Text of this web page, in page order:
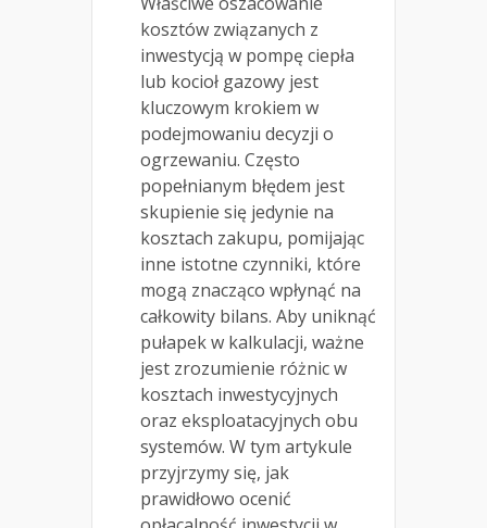
kosztów związanych z
inwestycją w pompę ciepła
lub kocioł gazowy jest
kluczowym krokiem w
podejmowaniu decyzji o
ogrzewaniu. Często
popełnianym błędem jest
skupienie się jedynie na
kosztach zakupu, pomijając
inne istotne czynniki, które
mogą znacząco wpłynąć na
całkowity bilans. Aby uniknąć
pułapek w kalkulacji, ważne
jest zrozumienie różnic w
kosztach inwestycyjnych
oraz eksploatacyjnych obu
systemów. W tym artykule
przyjrzymy się, jak
prawidłowo ocenić